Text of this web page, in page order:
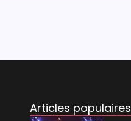
Articles populaires